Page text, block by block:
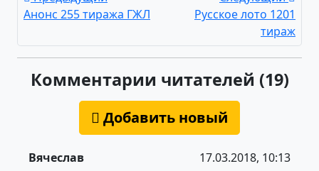
Анонс 255 тиража ГЖЛ
Русское лото 1201
тираж
Комментарии читателей (19)
Добавить новый
Вячеслав
17.03.2018, 10:13